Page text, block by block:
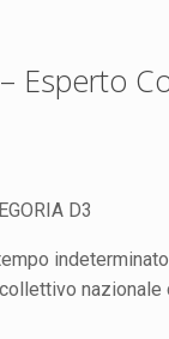
Esperto
D3